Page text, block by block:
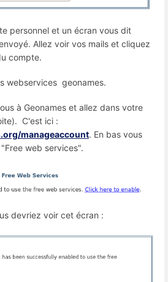
personnel et un écran vous dit
Allez voir vos mails et cliquez
compte.
webservices geonames.
à Geonames et allez dans votre
C'est ici :
manageaccount. En bas vous
web services".
devriez voir cet écran :